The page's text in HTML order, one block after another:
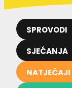
SPROVODI
SJEĆANJA
NATJEČAJI